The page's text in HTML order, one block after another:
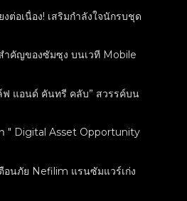
งต่อเนื่อง! เสริมกำลังใจนักรบชุด
ำคัญของซัมซุง บนเวที Mobile
ฟ แอนด์ คันทรี คลับ” สวรรค์บน
" Digital Asset Opportunity
อนภัย Nefilim แรนซัมแวร์เก่ง